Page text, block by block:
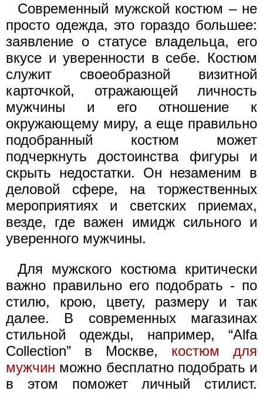
Современный мужской костюм – не
просто одежда, это гораздо большее:
заявление о статусе владельца, его
вкусе и уверенности в себе. Костюм
служит своеобразной визитной
карточкой, отражающей личность
мужчины и его отношение к
окружающему миру, а еще правильно
подобранный костюм может
подчеркнуть достоинства фигуры и
скрыть недостатки. Он незаменим в
деловой сфере, на торжественных
мероприятиях и светских приемах,
везде, где важен имидж сильного и
уверенного мужчины.
Для мужского костюма критически
важно правильно его подобрать - по
стилю, крою, цвету, размеру и так
далее. В современных магазинах
стильной одежды, например, “Alfa
Collection” в Москве, костюм для
мужчин можно бесплатно подобрать и
в этом поможет личный стилист.